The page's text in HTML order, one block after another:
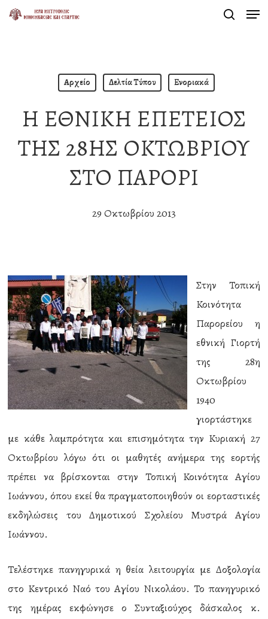
Skip
Αρχείο Δελτία Τύπου Ενοριακά
Η ΕΘΝΙΚΗ ΕΠΕΤΕΙΟΣ
ΤΗΣ 28ΗΣ ΟΚΤΩΒΡΙΟΥ
ΣΤΟ ΠΑΡΟΡΙ
29 Οκτωβρίου 2013
Στην Τοπική
Κοινότητα
Παρορείου η
εθνική Γιορτή
της 28η
Οκτωβρίου
1940
γιορτάστηκε
με κάθε λαμπρότητα και επισημότητα την Κυριακή 27
Οκτωβρίου λόγω ότι οι μαθητές ανήμερα της εορτής
πρέπει να βρίσκονται στην Τοπική Κοινότητα Αγίου
Ιωάννου, όπου εκεί θα πραγματοποιηθούν οι εορταστικές
εκδηλώσεις του Δημοτικού Σχολείου Μυστρά Αγίου
Ιωάννου.
Τελέστηκε πανηγυρικά η θεία λειτουργία με Δοξολογία
στο Κεντρικό Ναό του Αγίου Νικολάου. Το πανηγυρικό
της ημέρας εκφώνησε ο Συνταξιούχος δάσκαλος κ.